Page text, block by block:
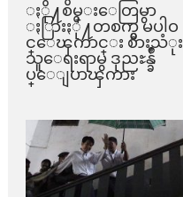
ႏို႔စိမ္းေတြမွာ
ႏြားႏို႔တစက္မွ မပါဝ
င္ေၾကာင္း စားသံုး
သူေရးရာမွ ဒုညႊန္ခ်ဳ
ပ္ေျပာၾကား